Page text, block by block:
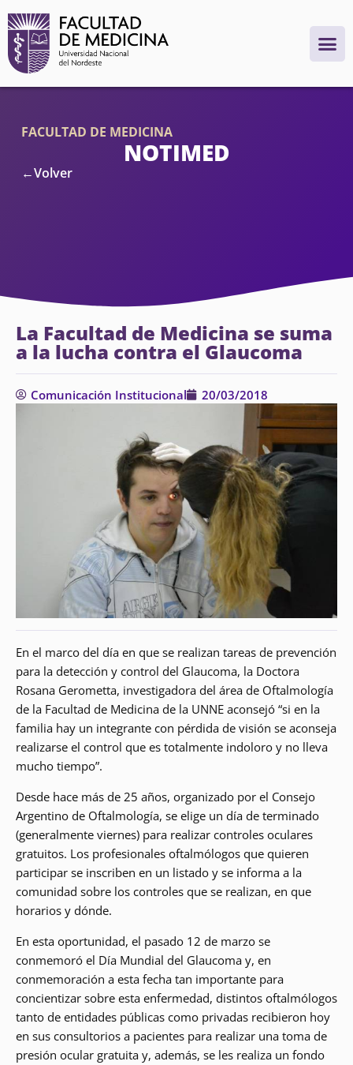
FACULTAD DE MEDICINA
NOTIMED
←Volver
La Facultad de Medicina se suma
a la lucha contra el Glaucoma
Comunicación Institucional 20/03/2018
En el marco del día en que se realizan tareas de prevención
para la detección y control del Glaucoma, la Doctora
Rosana Gerometta, investigadora del área de Oftalmología
de la Facultad de Medicina de la UNNE aconsejó “si en la
familia hay un integrante con pérdida de visión se aconseja
realizarse el control que es totalmente indoloro y no lleva
mucho tiempo”.
Desde hace más de 25 años, organizado por el Consejo
Argentino de Oftalmología, se elige un día de terminado
(generalmente viernes) para realizar controles oculares
gratuitos. Los profesionales oftalmólogos que quieren
participar se inscriben en un listado y se informa a la
comunidad sobre los controles que se realizan, en que
horarios y dónde.
En esta oportunidad, el pasado 12 de marzo se
conmemoró el Día Mundial del Glaucoma y, en
conmemoración a esta fecha tan importante para
concientizar sobre esta enfermedad, distintos oftalmólogos
tanto de entidades públicas como privadas recibieron hoy
en sus consultorios a pacientes para realizar una toma de
presión ocular gratuita y, además, se les realiza un fondo